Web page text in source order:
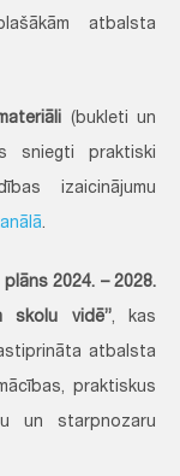
atbalsta
(bukleti un
sniegti praktiski
izaicinājumu
.
2024. – 2028.
skolu vidē”, kas
atbalsta
praktiskus
un starpnozaru